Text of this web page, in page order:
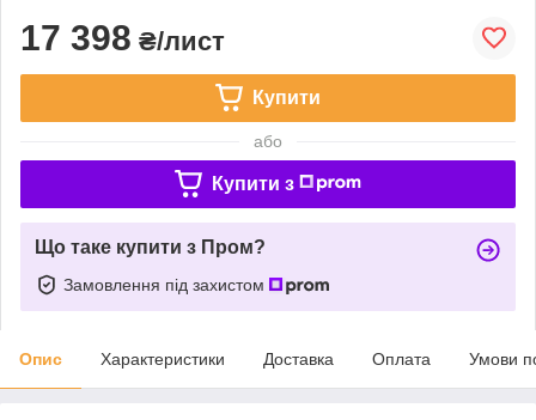
17 398 ₴/лист
Купити
або
Купити з
Що таке купити з Пром?
Замовлення під захистом
Опис Характеристики Доставка Оплата Умови